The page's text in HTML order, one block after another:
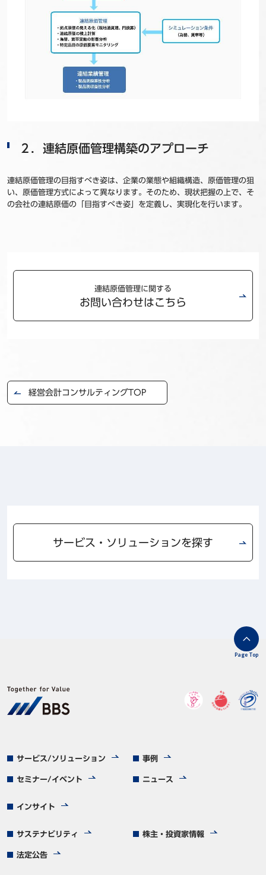
２．連結原価管理構築のアプローチ
連結原価管理の目指すべき姿は、企業の業態や組織構造、原価管理の狙
い、原価管理方式によって異なります。そのため、現状把握の上で、そ
の会社の連結原価の「目指すべき姿」を定義し、実現化を行います。
連結原価管理に関する
お問い合わせはこちら
経営会計コンサルティングTOP
サービス・ソリューションを探す
サービス/ソリューション 事例
セミナー/イベント ニュース
インサイト
サステナビリティ 株主・投資家情報
法定公告
Page Top